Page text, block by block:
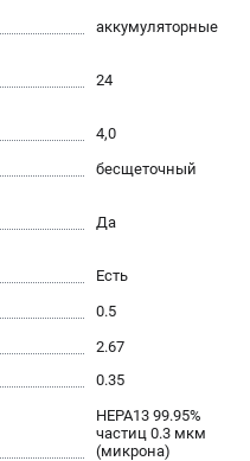
аккумуляторные
24
4,0
бесщеточный
Да
Есть
0.5
2.67
0.35
HEPA13 99.95%
частиц 0.3 мкм
(микрона)